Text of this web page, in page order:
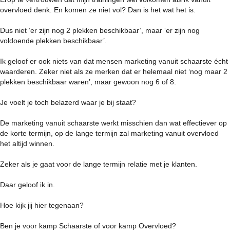
overvloed denk. En komen ze niet vol? Dan is het wat het is.
Dus niet ‘er zijn nog 2 plekken beschikbaar’, maar ‘er zijn nog
voldoende plekken beschikbaar’.
Ik geloof er ook niets van dat mensen marketing vanuit schaarste écht
waarderen. Zeker niet als ze merken dat er helemaal niet ‘nog maar 2
plekken beschikbaar waren’, maar gewoon nog 6 of 8.
Je voelt je toch belazerd waar je bij staat?
De marketing vanuit schaarste werkt misschien dan wat effectiever op
de korte termijn, op de lange termijn zal marketing vanuit overvloed
het altijd winnen.
Zeker als je gaat voor de lange termijn relatie met je klanten.
Daar geloof ik in.
Hoe kijk jij hier tegenaan?
Ben je voor kamp Schaarste of voor kamp Overvloed?